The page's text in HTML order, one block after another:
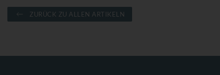
ZURÜCK ZU ALLEN ARTIKELN